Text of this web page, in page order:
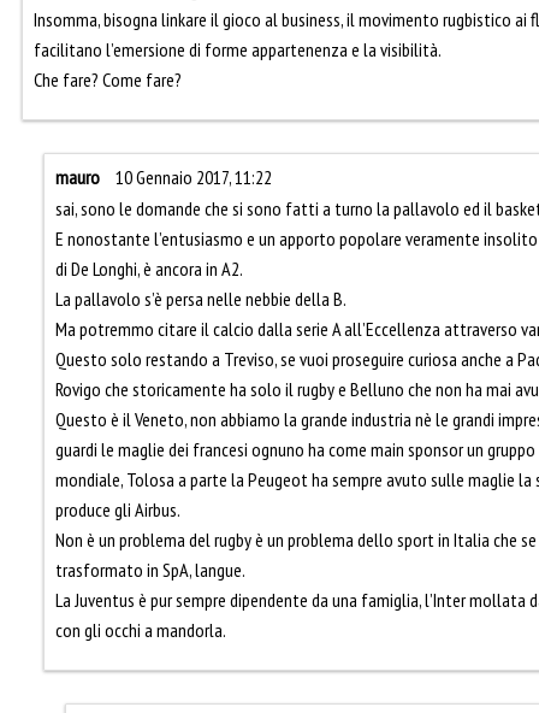
Insomma, bisogna linkare il gioco al business, il movimento rugbistico ai
facilitano l’emersione di forme appartenenza e la visibilità.
Che fare? Come fare?
mauro
10 Gennaio 2017, 11:22
sai, sono le domande che si sono fatti a turno la pallavolo ed il
E nonostante l’entusiasmo e un apporto popolare veramente
di De Longhi, è ancora in A2.
La pallavolo s’è persa nelle nebbie della B.
Ma potremmo citare il calcio dalla serie A all’Eccellenza attraverso
Questo solo restando a Treviso, se vuoi proseguire curiosa anche a
Rovigo che storicamente ha solo il rugby e Belluno che non ha mai
Questo è il Veneto, non abbiamo la grande industria nè le grandi
guardi le maglie dei francesi ognuno ha come main sponsor un
mondiale, Tolosa a parte la Peugeot ha sempre avuto sulle maglie
produce gli Airbus.
Non è un problema del rugby è un problema dello sport in Italia che
trasformato in SpA, langue.
La Juventus è pur sempre dipendente da una famiglia, l’Inter
con gli occhi a mandorla.